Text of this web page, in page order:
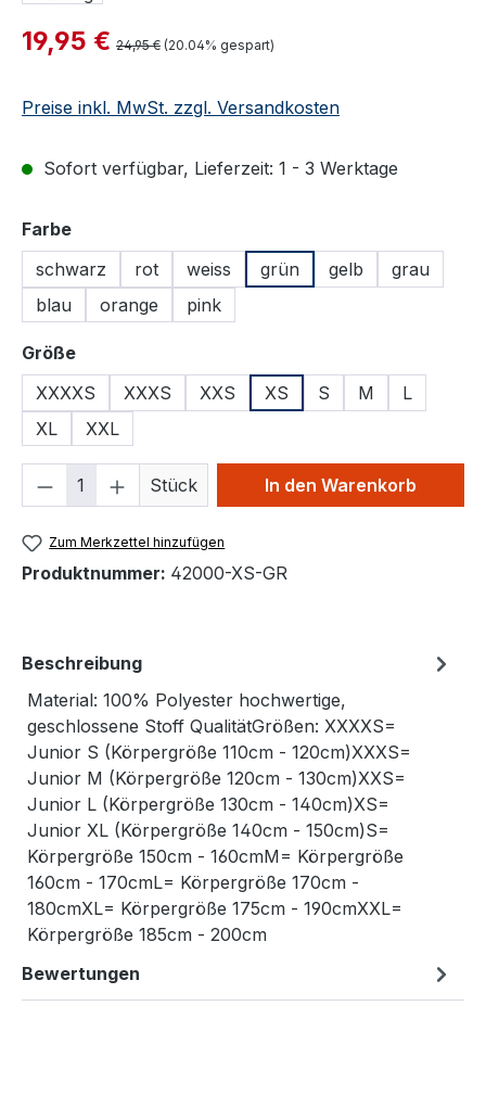
Verkaufspreis:
19,95 € Regulärer Preis:
24,95 € (20.04% gespart)
Preise inkl. MwSt. zzgl. Versandkosten
Sofort verfügbar, Lieferzeit: 1 - 3 Werktage
Farbeauswählen
schwarz
rot weiss grün gelb
grau
blau
orange pink
Größeauswählen
XXXXS
XXXS XXS XS S M
L
XL
XXL
Produkt Anzahl: Gib den
Stück In den Warenkorb
Zum Merkzettel hinzufügen
Produktnummer: 42000-XS-GR
Beschreibung
Material: 100% Polyester hochwertige,
geschlossene Stoff QualitätGrößen: XXXXS=
Junior S (Körpergröße 110cm - 120cm)XXXS=
Junior M (Körpergröße 120cm - 130cm)XXS=
Junior L (Körpergröße 130cm - 140cm)XS=
Junior XL (Körpergröße 140cm - 150cm)S=
Körpergröße 150cm - 160cmM= Körpergröße
160cm - 170cmL= Körpergröße 170cm -
180cmXL= Körpergröße 175cm - 190cmXXL=
Körpergröße 185cm - 200cm
Bewertungen